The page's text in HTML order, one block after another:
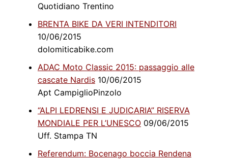
Quotidiano Trentino
BRENTA BIKE DA VERI INTENDITORI
10/06/2015
dolomiticabike.com
ADAC Moto Classic 2015: passaggio alle
cascate Nardis10/06/2015
Apt CampiglioPinzolo
“ALPI LEDRENSI E JUDICARIA” RISERVA
MONDIALE PER L’UNESCO09/06/2015
Uff. Stampa TN
Referendum: Bocenago boccia Rendena